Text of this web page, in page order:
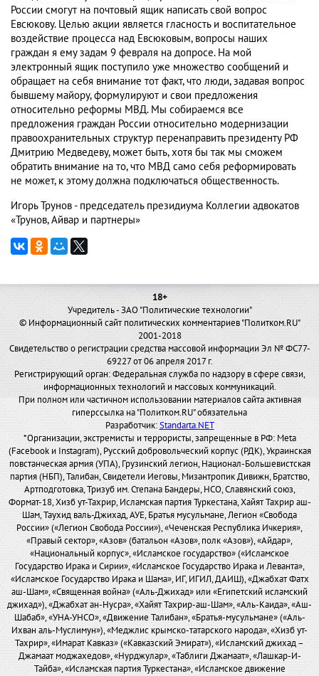
России смогут на почтовый ящик написать свой вопрос
Евсюкову. Целью акции является гласность и воспитательное
воздействие процесса над Евсюковым, вопросы наших
граждан я ему задам 9 февраля на допросе. На мой
электронный ящик поступило уже множество сообщений и
обращает на себя внимание тот факт, что люди, задавая вопрос
бывшему майору, формулируют и свои предложения
относительно реформы МВД. Мы собираемся все
предложения граждан России относительно модернизации
правоохранительных структур перенаправить президенту РФ
Дмитрию Медведеву, может быть, хотя бы так мы сможем
обратить внимание на то, что МВД само себя реформировать
не может, к этому должна подключаться общественность.
Игорь Трунов - председатель президиума Коллегии адвокатов
«Трунов, Айвар и партнеры»
18+
Учредитель - ЗАО "Политические технологии"
© Информационный сайт политических комментариев "Политком.RU"
2001-2018
Свидетельство о регистрации средства массовой информации Эл № ФС77-
69227 от 06 апреля 2017 г.
Регистрирующий орган: Федеральная служба по надзору в сфере связи,
информационных технологий и массовых коммуникаций.
При полном или частичном использовании материалов сайта активная
гиперссылка на "Политком.RU" обязательна
Разработчик:Standarta.NET
*Организации, экстремисты и террористы, запрещенные в РФ: Meta
(Facebook и Instagram), Русский добровольческий корпус (РДК), Украинская
повстанческая армия (УПА), Грузинский легион, Национал-Большевистская
партия (НБП), Талибан, Свидетели Иеговы, Мизантропик Дивижн, Братство,
Артподготовка, Тризуб им. Степана Бандеры, НСО, Славянский союз,
Формат-18, Хизб ут-Тахрир, Исламская партия Туркестана, Хайят Тахрир аш-
Шам, Таухид валь-Джихад, АУЕ, Братья мусульмане, Легион «Свобода
России» («Легион Свобода России»), «Чеченская Республика Ичкерия»,
«Правый сектор», «Азов» (батальон «Азов», полк «Азов»), «Айдар»,
«Национальный корпус», «Исламское государство» («Исламское
Государство Ирака и Сирии», «Исламское Государство Ирака и Леванта»,
«Исламское Государство Ирака и Шама», ИГ, ИГИЛ, ДАИШ), «Джабхат Фатх
аш-Шам», «Священная война» («Аль-Джихад» или «Египетский исламский
джихад»), «Джабхат ан-Нусра», «Хайят Тахрир-аш-Шам», «Аль-Каида», «Аш-
Шабаб», «УНА-УНСО», «Движение Талибан», «Братья-мусульмане» («Аль-
Ихван аль-Муслимун»), «Меджлис крымско-татарского народа», «Хизб ут-
Тахрир», «Имарат Кавказ» («Кавказский Эмират»), «Исламский джихад –
Джамаат моджахедов», «Нурджулар», «Таблиги Джамаат», «Лашкар-И-
Тайба», «Исламская партия Туркестана», «Исламское движение